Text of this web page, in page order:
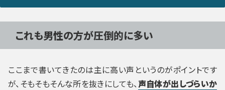
これも男性の方が圧倒的に多い
ここまで書いてきたのは主に高い声というのがポイントです
が、そもそもそんな所を抜きにしても、声自体が出しづらいか